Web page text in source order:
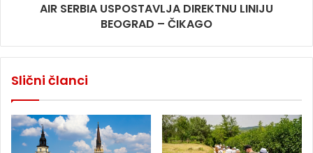
AIR SERBIA USPOSTAVLJA DIREKTNU LINIJU
BEOGRAD – ČIKAGO
Slični članci